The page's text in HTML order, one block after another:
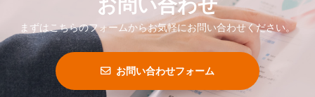
まずはこちらのフォームからお気軽にお問い合わせください。
お問い合わせフォーム